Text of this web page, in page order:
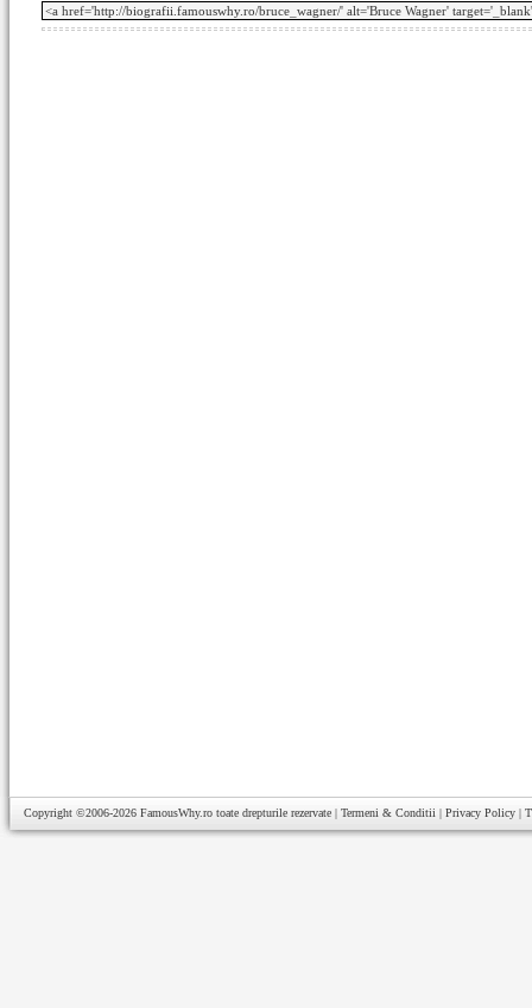
Copyright ©2006-2026 FamousWhy.ro toate drepturile rezervate | Termeni & Conditii | Privacy Policy |